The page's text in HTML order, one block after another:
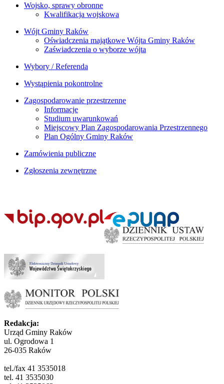
Wojsko, sprawy obronne
Kwalifikacja wojskowa
Wójt Gminy Raków
Oświadczenia majątkowe Wójta Gminy Raków
Zaświadczenia o wyborze wójta
Wybory / Referenda
Wystąpienia pokontrolne
Zagospodarowanie przestrzenne
Informacje
Studium uwarunkowań
Miejscowy Plan Zagospodarowania Przestrzennego
Plan Ogólny Gminy Raków
Zamówienia publiczne
Zgłoszenia zewnętrzne
Redakcja:
Urząd Gminy Raków
ul. Ogrodowa 1
26-035 Raków
tel./fax 41 3535018
tel. 41 3535030